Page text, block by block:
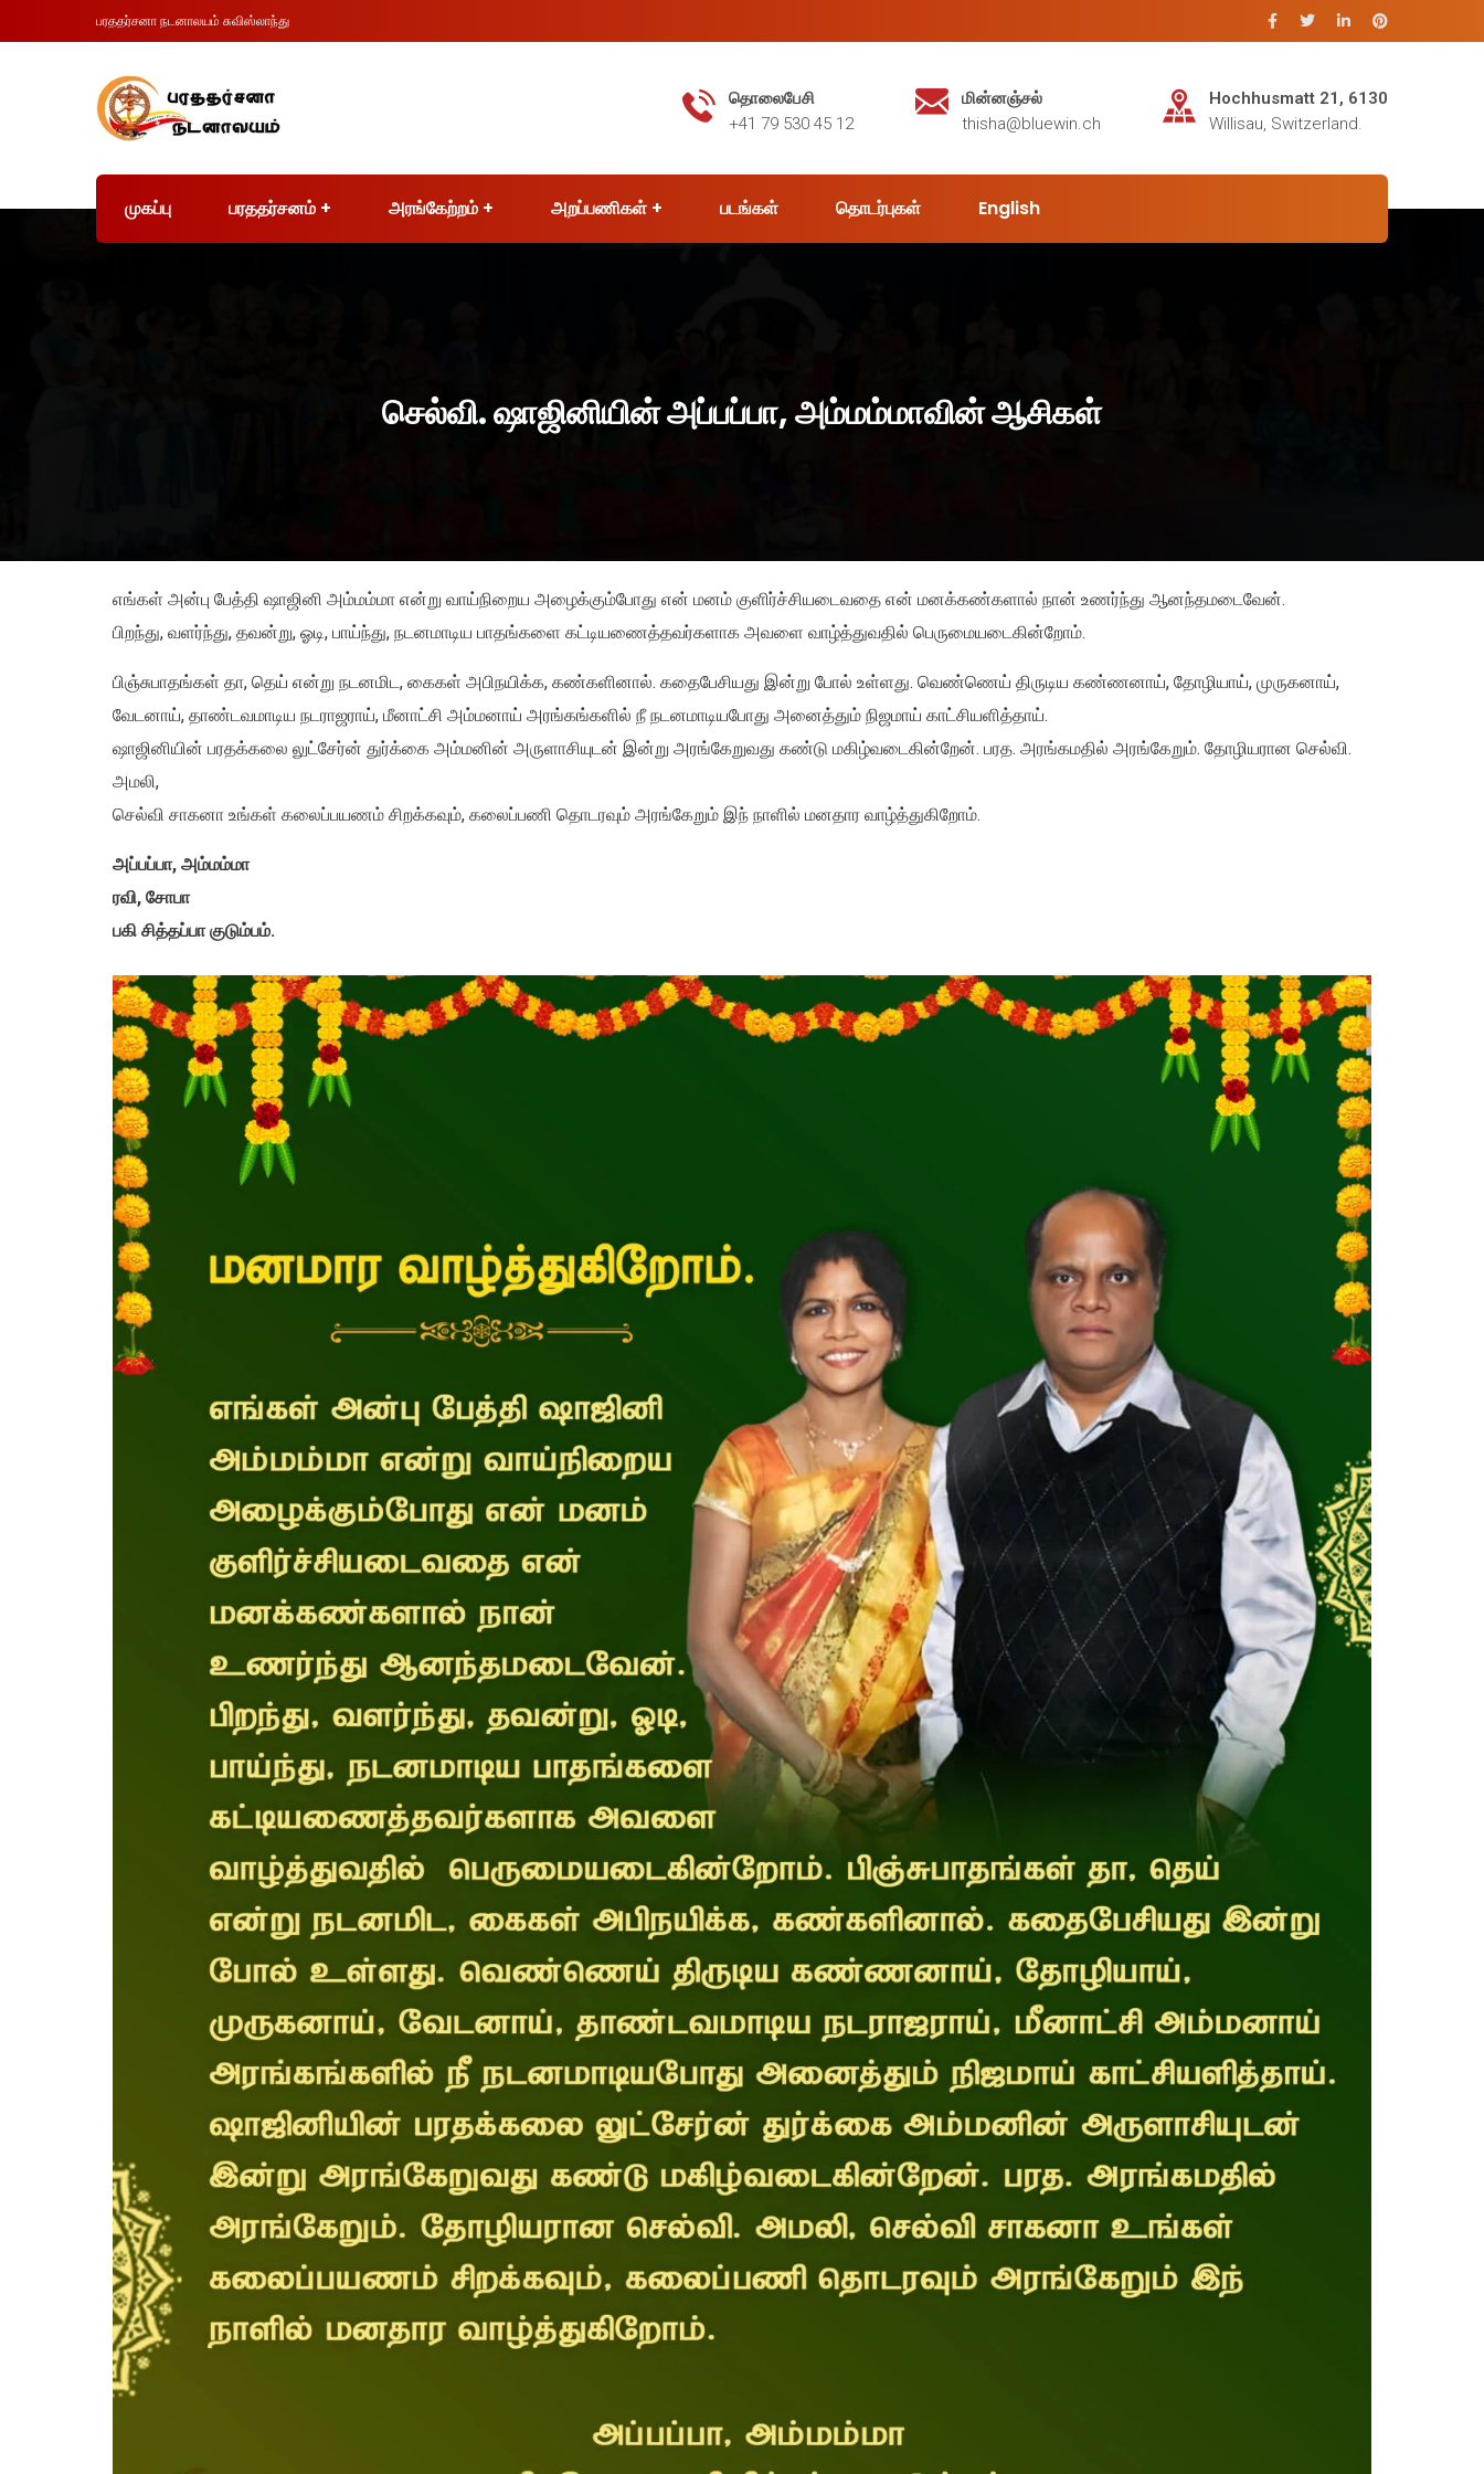
பரததர்சனா நடனாலயம் சுவிஸ்லாந்து
தொலைபேசி
+41 79 530 45 12
மின்னஞ்சல்
thisha@bluewin.ch
Hochhusmatt 21, 6130
Willisau, Switzerland.
முகப்பு பரததர்சனம் அரங்கேற்றம் அறப்பணிகள் படங்கள் தொடர்புகள் English
செல்வி. ஷாஜினியின் அப்பப்பா, அம்மம்மாவின் ஆசிகள்
எங்கள் அன்பு பேத்தி ஷாஜினி அம்மம்மா என்று வாய்நிறைய அழைக்கும்போது என் மனம் குளிர்ச்சியடைவதை என் மனக்கண்களால் நான் உணர்ந்து ஆனந்தமடைவேன்.
பிறந்து, வளர்ந்து, தவன்று, ஓடி, பாய்ந்து, நடனமாடிய பாதங்களை கட்டியணைத்தவர்களாக அவளை வாழ்த்துவதில் பெருமையடைகின்றோம்.
பிஞ்சுபாதங்கள் தா, தெய் என்று நடனமிட, கைகள் அபிநயிக்க, கண்களினால். கதைபேசியது இன்று போல் உள்ளது. வெண்ணெய் திருடிய கண்ணனாய், தோழியாய், முருகனாய்,
வேடனாய், தாண்டவமாடிய நடராஜராய், மீனாட்சி அம்மனாய் அரங்கங்களில் நீ நடனமாடியபோது அனைத்தும் நிஜமாய் காட்சியளித்தாய்.
ஷாஜினியின் பரதக்கலை லுட்சேர்ன் துர்க்கை அம்மனின் அருளாசியுடன் இன்று அரங்கேறுவது கண்டு மகிழ்வடைகின்றேன். பரத. அரங்கமதில் அரங்கேறும். தோழியரான செல்வி.
அமலி,
செல்வி சாகனா உங்கள் கலைப்பயணம் சிறக்கவும், கலைப்பணி தொடரவும் அரங்கேறும் இந் நாளில் மனதார வாழ்த்துகிறோம்.
அப்பப்பா, அம்மம்மா
ரவி, சோபா
பகி சித்தப்பா குடும்பம்.